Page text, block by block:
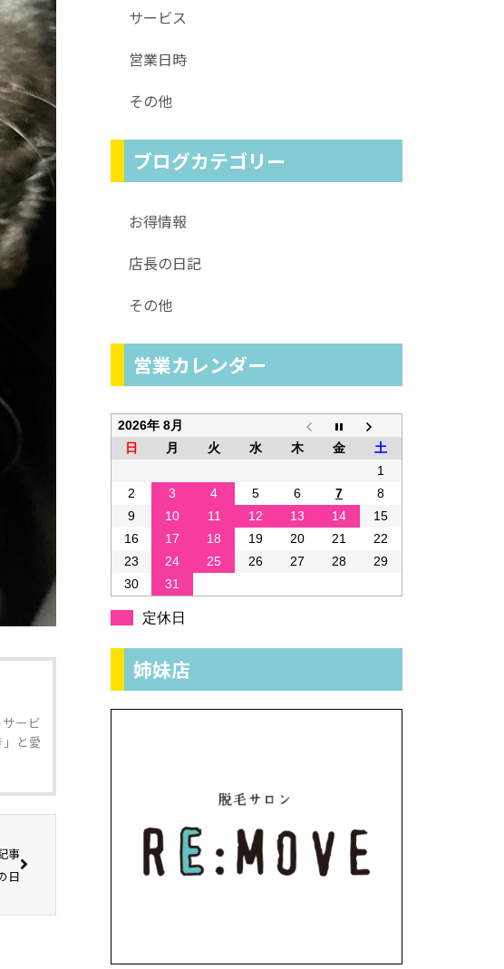
ービ
と愛
事
日
サービス
営業日時
その他
ブログカテゴリー
お得情報
店長の日記
その他
営業カレンダー
2026年 8月
日
月 火 水 木 金
土
1
2
3 4 5 6 7
8
9
10 11 12 13 14
15
16
17 18 19 20 21
22
23
24 25 26 27 28
29
30
31
定休日
姉妹店